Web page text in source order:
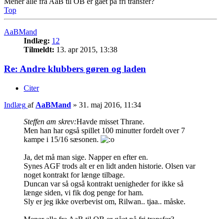
Top
AaBMand
Indlæg: 12
Tilmeldt: 13. apr 2015, 13:38
Re: Andre klubbers gøren og laden
Citer
Indlæg af AaBMand » 31. maj 2016, 11:34
Steffen am skrev:Havde misset Thrane.
Men han har også spillet 100 minutter fordelt over 7
kampe i 15/16 sæsonen.
Ja, det må man sige. Napper en efter en.
Synes AGF trods alt er en lidt anden historie. Olsen var
noget kontrakt for længe tilbage.
Duncan var så også kontrakt uenigheder for ikke så
længe siden, vi fik dog penge for ham.
Sly er jeg ikke overbevist om, Rilwan.. tjaa.. måske.